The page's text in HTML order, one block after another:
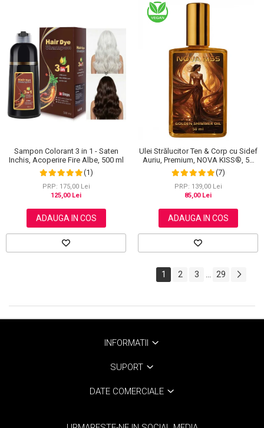
Sampon Colorant 3 in 1 - Saten
Inchis, Acoperire Fire Albe, 500 ml
(1)
PRP: 175,00 Lei
125,00 Lei
ADAUGA IN COS
Ulei Strălucitor Ten & Corp cu Sidef
Auriu, Premium, NOVA KISS®, 50
ml
(7)
PRP: 139,00 Lei
85,00 Lei
ADAUGA IN COS
1 2 3 29
INFORMATII
SUPORT
DATE COMERCIALE